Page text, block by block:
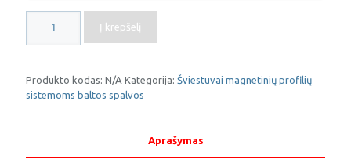
kiekis:
LED
12W
magnetinei
Į krepšelį
Produkto kodas: N/A Kategorija: Šviestuvai magnetinių profilių
sistemoms baltos spalvos
Aprašymas